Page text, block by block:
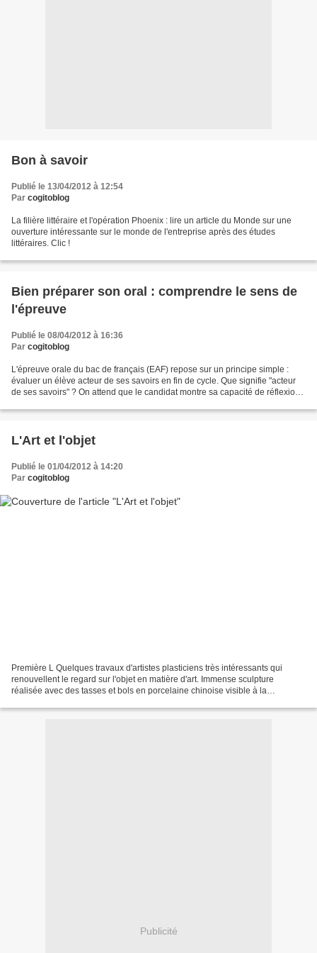
Bon à savoir
Publié le 13/04/2012 à 12:54
Par cogitoblog
La filière littéraire et l'opération Phoenix : lire un article du Monde sur une
ouverture intéressante sur le monde de l'entreprise après des études
littéraires. Clic !
Bien préparer son oral : comprendre le sens de
l'épreuve
Publié le 08/04/2012 à 16:36
Par cogitoblog
L'épreuve orale du bac de français (EAF) repose sur un principe simple :
évaluer un élève acteur de ses savoirs en fin de cycle. Que signifie "acteur
de ses savoirs" ? On attend que le candidat montre sa capacité de réflexion
L'Art et l'objet
Publié le 01/04/2012 à 14:20
Par cogitoblog
Première L Quelques travaux d'artistes plasticiens très intéressants qui
renouvellent le regard sur l'objet en matière d'art. Immense sculpture
réalisée avec des tasses et bols en porcelaine chinoise visible à la
Publicité